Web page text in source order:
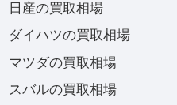
日産の買取相場
ダイハツの買取相場
マツダの買取相場
スバルの買取相場